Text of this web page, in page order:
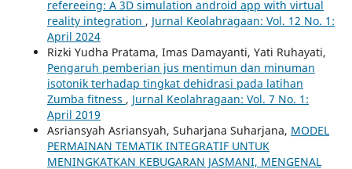
refereeing: A 3D simulation android app with virtual
reality integration , Jurnal Keolahragaan: Vol. 12 No. 1:
April 2024
Rizki Yudha Pratama, Imas Damayanti, Yati Ruhayati,
Pengaruh pemberian jus mentimun dan minuman
isotonik terhadap tingkat dehidrasi pada latihan
Zumba fitness , Jurnal Keolahragaan: Vol. 7 No. 1:
April 2019
Asriansyah Asriansyah, Suharjana Suharjana, MODEL
PERMAINAN TEMATIK INTEGRATIF UNTUK
MENINGKATKAN KEBUGARAN JASMANI, MENGENAL